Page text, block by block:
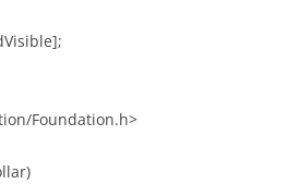
Foundation.h>